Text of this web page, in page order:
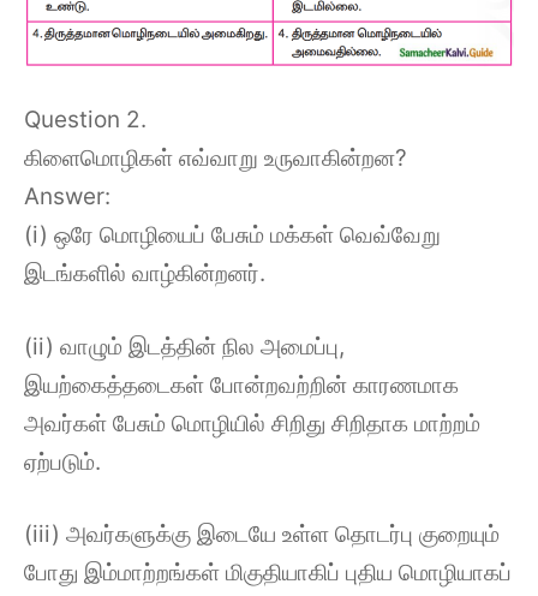
Question 2.
கிளைமொழிகள் எவ்வாறு உருவாகின்றன?
Answer:
(i) ஒரே மொழியைப் பேசும் மக்கள் வெவ்வேறு
இடங்களில் வாழ்கின்றனர்.
(ii) வாழும் இடத்தின் நில அமைப்பு,
இயற்கைத்தடைகள் போன்றவற்றின் காரணமாக
அவர்கள் பேசும் மொழியில் சிறிது சிறிதாக மாற்றம்
ஏற்படும்.
(iii) அவர்களுக்கு இடையே உள்ள தொடர்பு குறையும்
போது இம்மாற்றங்கள் மிகுதியாகிப் புதிய மொழியாகப்